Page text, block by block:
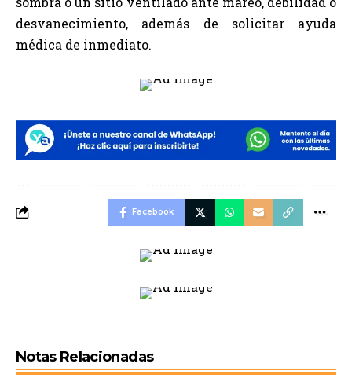
desvanecimiento, además de solicitar ayuda
médica de inmediato.
Facebook
Notas Relacionadas